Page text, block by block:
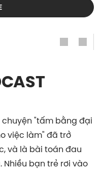
chuyện "tấm bằng đại
việc làm" đã trở
và là bài toán đau
bạn trẻ rơi vào